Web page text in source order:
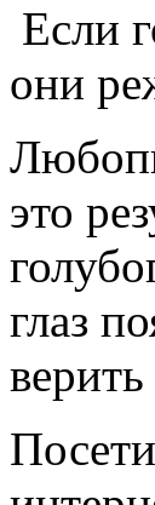
Если
они
это
глаз